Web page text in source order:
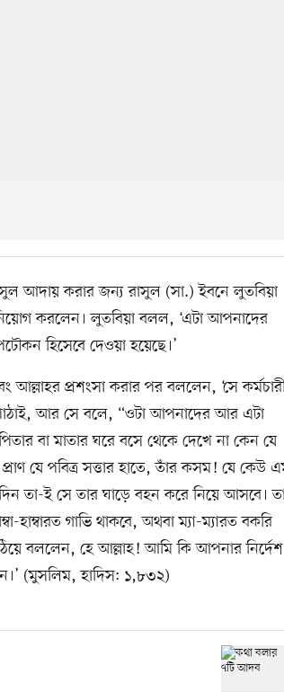
আদায় করার জন্য রাসুল (সা.) ইবনে লুতবিয়া
করলেন। লুতবিয়া বলল, ‘এটা আপনাদের
হিসেবে দেওয়া হয়েছে।’
আল্লাহর প্রশংসা করার পর বললেন, ‘সে
আর সে বলে, “ওটা আপনাদের আর এটা
বা মাতার ঘরে বসে থেকে দেখে না কেন যে
যে পবিত্র সত্তার হাতে, তাঁর কসম! যে কেউ
তা-ই সে তার ঘাড়ে বহন করে নিয়ে আসবে।
হাম্বারত গাভি থাকবে, অথবা ম্যা-ম্যারত বকরি
বললেন, হে আল্লাহ! আমি কি আপনার নির্দেশ
(মুসলিম, হাদিস: ১,৮৩২)